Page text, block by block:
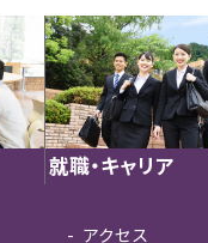
就職・キャリア
アクセス